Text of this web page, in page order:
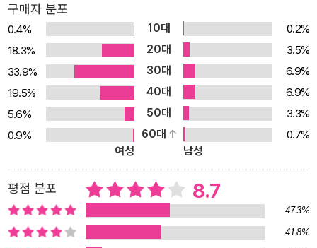
전통을 고수하고자 하는 이민자 1세대 부모와 여기서 벗어나 새로운
세계에 적응해야 하는 이민자 2세대 아이들은, 인도 아이로 남는 것
과 미국 아이로 커가는 것 사이에서 끊임없이 위태로움을 겪는다. 부
모는 아이가 벵골 어를 쓰고 쿠르타(기장이 길고 칼라가 없는 인도의
셔츠)를 입기를 바라고 금요일 밤 파티 같은 미국 문화에는 근처에도
가지 않길 바라지만, 그랬다간 그 사회에서 고립되거나 바보가 될 뿐
이다. 이런 갈등에 눈감은 채 어떻게든 행복한 가족의 모습을 보여주
려는 허위의식은 특히 표제작 「그저 좋은 사람」에서 정교한 문장으로
남동생의 삶에 개입하려 하지만 상황은 끝내 파국으로 치닫는다. 이
작품은 가족이라는 이름으로 누군가의 인생을 구제하려는 시도가 과
연 가능한지 묻는다. "누난 여기 살지도 않잖아." 그가 계속 말했다.
구매자 분포
0.4% 10대
0.2%
18.3%
20대
3.5%
33.9%
30대
6.9%
19.5%
40대
6.9%
5.6%
50대
3.3%
0.9%
60대
0.7%
여성
남성
평점 분포 8.7
47.3%
41.8%